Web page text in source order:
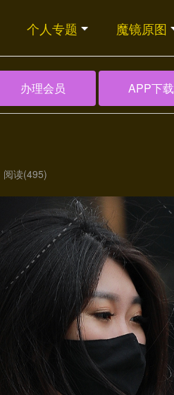
个人专题 魔镜原图
办理会员 APP下载
阅读(495)